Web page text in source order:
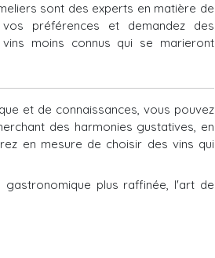
sont des experts en matière de
préférences et demandez des
moins connus qui se marieront
et de connaissances, vous pouvez
des harmonies gustatives, en
en mesure de choisir des vins qui
plus raffinée, l'art de